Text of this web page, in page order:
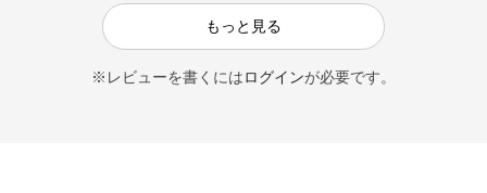
もっと見る
※レビューを書くにはログインが必要です。